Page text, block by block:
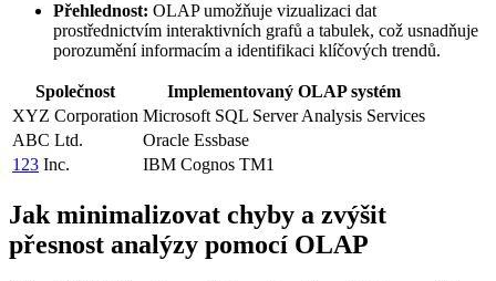
Přehlednost: OLAP umožňuje vizualizaci dat
prostřednictvím interaktivních grafů a tabulek, což usnadňuje
porozumění informacím a identifikaci klíčových trendů.
Společnost
Implementovaný OLAP systém
XYZ Corporation Microsoft SQL Server Analysis Services
ABC Ltd.
Oracle Essbase
123 Inc. IBM Cognos TM1
Jak minimalizovat chyby a zvýšit
přesnost analýzy pomocí OLAP